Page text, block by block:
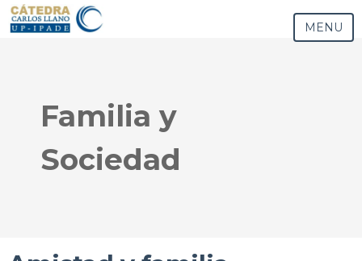
MENU
Familia y
Sociedad